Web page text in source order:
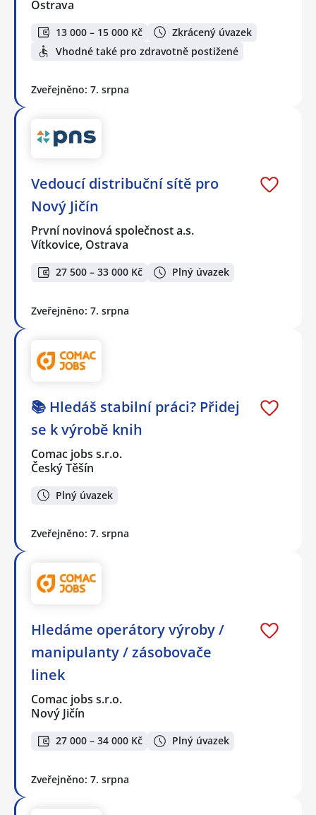
Ostrava
13 000 – 15 000 Kč
Zkrácený úvazek
Vhodné také pro zdravotně postižené
Zveřejněno: 7. srpna
Vedoucí distribuční sítě pro
Nový Jičín
První novinová společnost a.s.
Vítkovice, Ostrava
27 500 – 33 000 Kč Plný úvazek
Zveřejněno: 7. srpna
📚 Hledáš stabilní práci? Přidej
se k výrobě knih
Comac jobs s.r.o.
Český Těšín
Plný úvazek
Zveřejněno: 7. srpna
Hledáme operátory výroby /
manipulanty / zásobovače
linek
Comac jobs s.r.o.
Nový Jičín
27 000 – 34 000 Kč Plný úvazek
Zveřejněno: 7. srpna